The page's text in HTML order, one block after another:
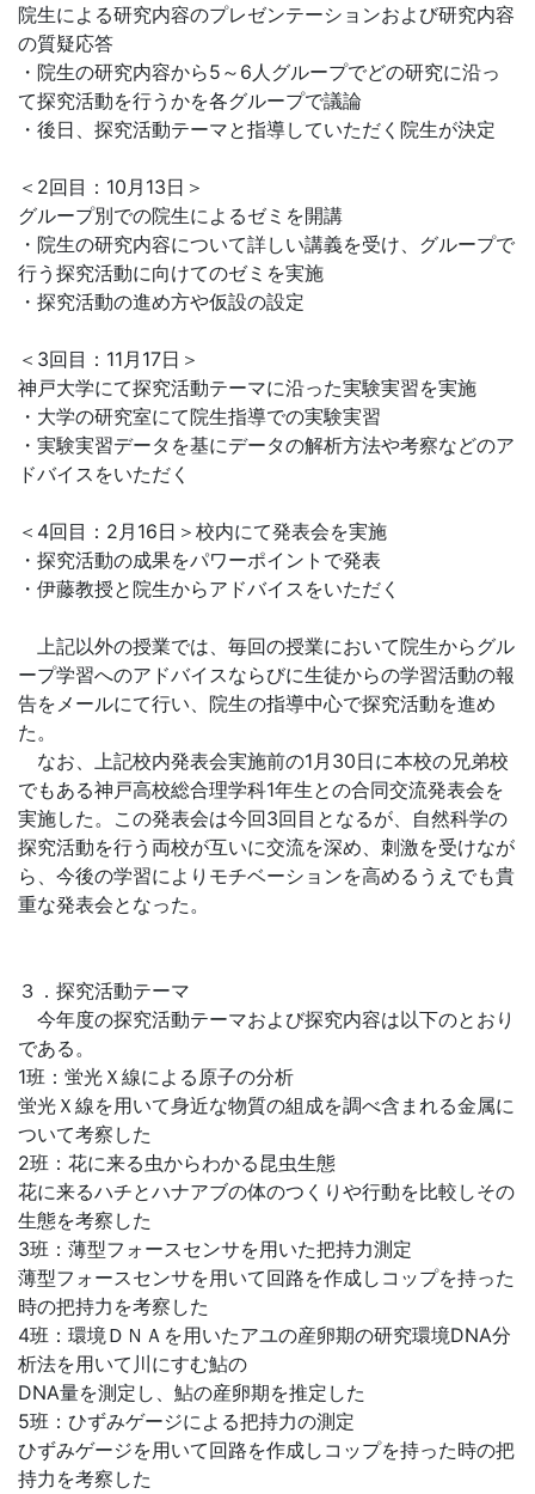
院生による研究内容のプレゼンテーションおよび研究内容
の質疑応答
・院生の研究内容から5～6人グループでどの研究に沿っ
て探究活動を行うかを各グループで議論
・後日、探究活動テーマと指導していただく院生が決定
＜2回目：10月13日＞
グループ別での院生によるゼミを開講
・院生の研究内容について詳しい講義を受け、グループで
行う探究活動に向けてのゼミを実施
・探究活動の進め方や仮設の設定
＜3回目：11月17日＞
神戸大学にて探究活動テーマに沿った実験実習を実施
・大学の研究室にて院生指導での実験実習
・実験実習データを基にデータの解析方法や考察などのア
ドバイスをいただく
＜4回目：2月16日＞校内にて発表会を実施
・探究活動の成果をパワーポイントで発表
・伊藤教授と院生からアドバイスをいただく
上記以外の授業では、毎回の授業において院生からグル
ープ学習へのアドバイスならびに生徒からの学習活動の報
告をメールにて行い、院生の指導中心で探究活動を進め
た。
なお、上記校内発表会実施前の1月30日に本校の兄弟校
でもある神戸高校総合理学科1年生との合同交流発表会を
実施した。この発表会は今回3回目となるが、自然科学の
探究活動を行う両校が互いに交流を深め、刺激を受けなが
ら、今後の学習によりモチベーションを高めるうえでも貴
重な発表会となった。
３．探究活動テーマ
今年度の探究活動テーマおよび探究内容は以下のとおり
である。
1班：蛍光Ｘ線による原子の分析
蛍光Ｘ線を用いて身近な物質の組成を調べ含まれる金属に
ついて考察した
2班：花に来る虫からわかる昆虫生態
花に来るハチとハナアブの体のつくりや行動を比較しその
生態を考察した
3班：薄型フォースセンサを用いた把持力測定
薄型フォースセンサを用いて回路を作成しコップを持った
時の把持力を考察した
4班：環境ＤＮＡを用いたアユの産卵期の研究環境DNA分
析法を用いて川にすむ鮎の
DNA量を測定し、鮎の産卵期を推定した
5班：ひずみゲージによる把持力の測定
ひずみゲージを用いて回路を作成しコップを持った時の把
持力を考察した